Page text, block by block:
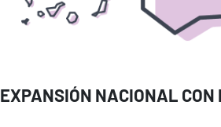
EXPANSIÓN NACIONAL